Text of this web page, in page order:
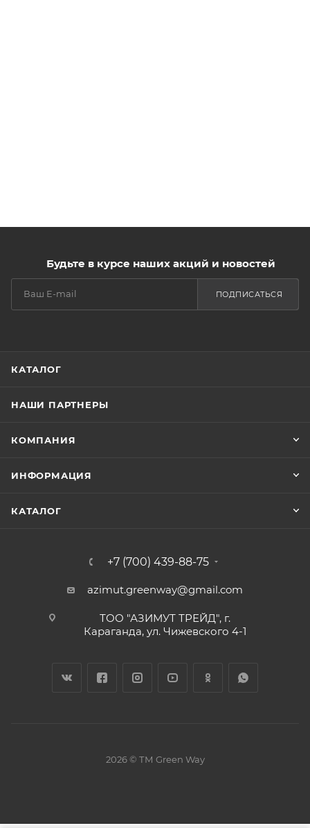
Будьте в курсе наших акций и новостей
ПОДПИСАТЬСЯ
КАТАЛОГ
НАШИ ПАРТНЕРЫ
КОМПАНИЯ
ИНФОРМАЦИЯ
КАТАЛОГ
+7 (700) 439-88-75
azimut.greenway@gmail.com
ТОО "АЗИМУТ ТРЕЙД", г.
Караганда, ул. Чижевского 4-1
2026 © ТМ Green Way